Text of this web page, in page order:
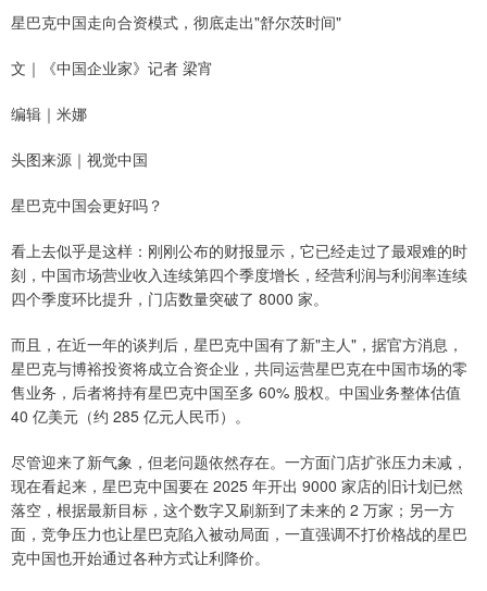
星巴克中国走向合资模式，彻底走出"舒尔茨时间"
文｜《中国企业家》记者 梁宵
编辑｜米娜
头图来源｜视觉中国
星巴克中国会更好吗？
看上去似乎是这样：刚刚公布的财报显示，它已经走过了最艰难的时
刻，中国市场营业收入连续第四个季度增长，经营利润与利润率连续
四个季度环比提升，门店数量突破了 8000 家。
而且，在近一年的谈判后，星巴克中国有了新"主人"，据官方消息，
星巴克与博裕投资将成立合资企业，共同运营星巴克在中国市场的零
售业务，后者将持有星巴克中国至多 60% 股权。中国业务整体估值
40 亿美元（约 285 亿元人民币）。
尽管迎来了新气象，但老问题依然存在。一方面门店扩张压力未减，
现在看起来，星巴克中国要在 2025 年开出 9000 家店的旧计划已然
落空，根据最新目标，这个数字又刷新到了未来的 2 万家；另一方
面，竞争压力也让星巴克陷入被动局面，一直强调不打价格战的星巴
克中国也开始通过各种方式让利降价。